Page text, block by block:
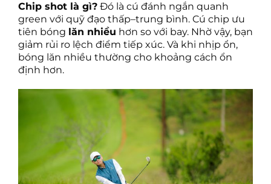
Chip shot là gì? Đó là cú đánh ngắn quanh
green với quỹ đạo thấp–trung bình. Cú chip ưu
tiên bóng lăn nhiều hơn so với bay. Nhờ vậy, bạn
giảm rủi ro lệch điểm tiếp xúc. Và khi nhịp ổn,
bóng lăn nhiều thường cho khoảng cách ổn
định hơn.